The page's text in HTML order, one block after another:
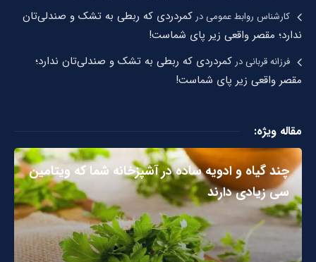
کارشناس روابط عمومیدرکمردردی که ربطی به تشک و صندلی‌تان
ندارد؛ مقصر واقعی زیر پای شماست!
فرزانه قربانیدرکمردردی که ربطی به تشک و صندلی‌تان ندارد؛
مقصر واقعی زیر پای شماست!
مقاله ویژه:
چند گیاه و ادویه ساده در آشپزخانه شما که ویتامین
سی زیادی دارند